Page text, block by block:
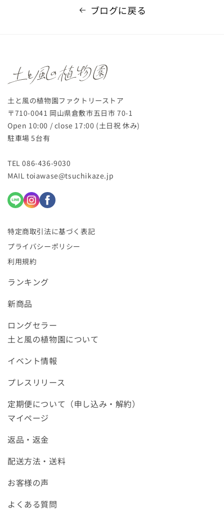
ブログに戻る
土と風の植物園ファクトリーストア
〒710-0041 岡山県倉敷市五日市 70-1
Open 10:00 / close 17:00 (土日祝 休み)
駐車場 5台有
TEL 086-436-9030
MAIL toiawase@tsuchikaze.jp
特定商取引法に基づく表記
プライバシーポリシー
利用規約
ランキング
新商品
ロングセラー
土と風の植物園について
イベント情報
プレスリリース
定期便について（申し込み・解約）
マイページ
返品・返金
配送方法・送料
お客様の声
よくある質問